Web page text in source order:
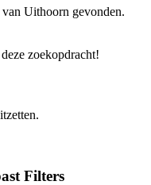
Uithoorn gevonden.
zoekopdracht!
Filters